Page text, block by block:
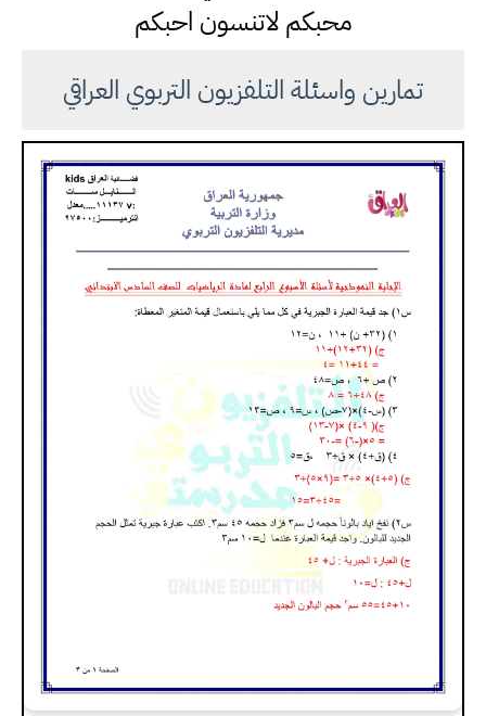
محبكم لاتنسون احبكم
تمارين واسئلة التلفزيون التربوي العراقي